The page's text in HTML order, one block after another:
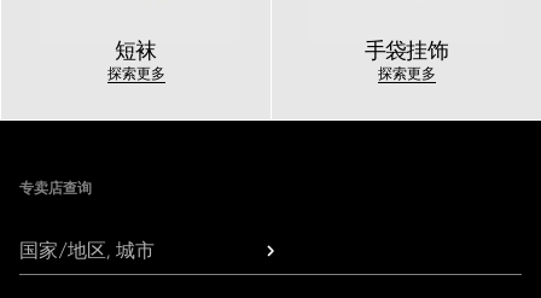
短袜
探索更多
手袋挂饰
探索更多
Footer
专卖店查询
国家/地区, 城市